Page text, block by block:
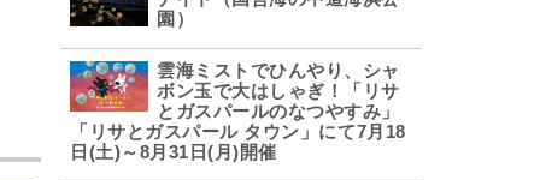
園）
雲海ミストでひんやり、シャ
ボン玉で大はしゃぎ！「リサ
とガスパールのなつやすみ」
「リサとガスパール タウン」にて7月18
日(土)～8月31日(月)開催